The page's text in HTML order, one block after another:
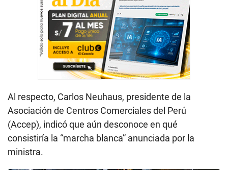
Al respecto, Carlos Neuhaus, presidente de la
Asociación de Centros Comerciales del Perú
(Accep), indicó que aún desconoce en qué
consistiría la “marcha blanca” anunciada por la
ministra.